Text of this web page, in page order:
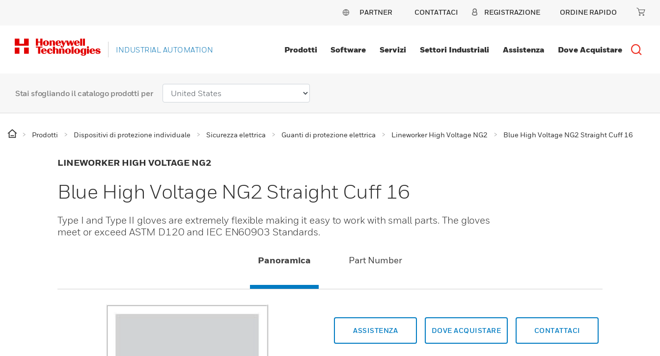
PARTNER CONTATTACI REGISTRAZIONE ORDINE RAPIDO
INDUSTRIAL AUTOMATION Prodotti Software Servizi Settori Industriali Assistenza Dove Acquistare
Stai sfogliando il catalogo prodotti per
Prodotti Dispositivi di protezione individuale Sicurezza elettrica Guanti di protezione elettrica Lineworker High Voltage NG2 Blue High Voltage NG2 Straight Cuff 16
LINEWORKER HIGH VOLTAGE NG2
Blue High Voltage NG2 Straight Cuff 16
Type I and Type II gloves are extremely flexible making it easy to work with small parts. The gloves
meet or exceed ASTM D120 and IEC EN60903 Standards.
Panoramica Part Number
ASSISTENZA DOVE ACQUISTARE CONTATTACI